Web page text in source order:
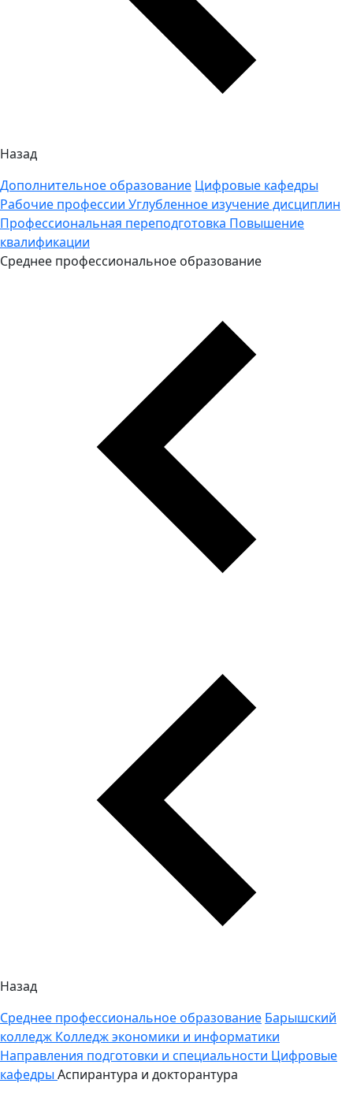
Назад
Дополнительное образование Цифровые кафедры
Рабочие профессии Углубленное изучение дисциплин
Профессиональная переподготовка Повышение
квалификации
Среднее профессиональное образование
Назад
Среднее профессиональное образование Барышский
колледж Колледж экономики и информатики
Направления подготовки и специальности Цифровые
кафедры Аспирантура и докторантура